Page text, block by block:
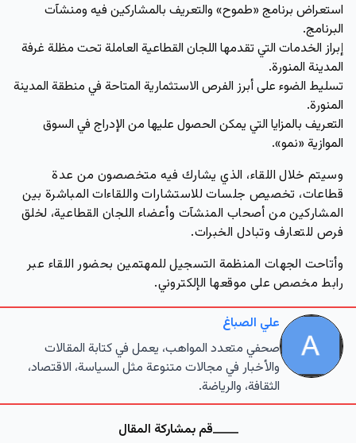
استعراض برنامج «طموح» والتعريف بالمشاركين فيه ومنشآت
البرنامج.
إبراز الخدمات التي تقدمها اللجان القطاعية العاملة تحت مظلة غرفة
المدينة المنورة.
تسليط الضوء على أبرز الفرص الاستثمارية المتاحة في منطقة المدينة
المنورة.
التعريف بالمزايا التي يمكن الحصول عليها من الإدراج في السوق
الموازية «نمو».
وسيتم خلال اللقاء، الذي يشارك فيه متخصصون من عدة
قطاعات، تخصيص جلسات للاستشارات واللقاءات المباشرة بين
المشاركين من أصحاب المنشآت وأعضاء اللجان القطاعية، لخلق
فرص للتعارف وتبادل الخبرات.
وأتاحت الجهات المنظمة التسجيل للمهتمين بحضور اللقاء عبر
رابط مخصص على موقعها الإلكتروني.
علي الصباغ
صحفي متعدد المواهب، يعمل في كتابة المقالات
والأخبار في مجالات متنوعة مثل السياسة، الاقتصاد،
الثقافة، والرياضة.
قم بمشاركة المقال